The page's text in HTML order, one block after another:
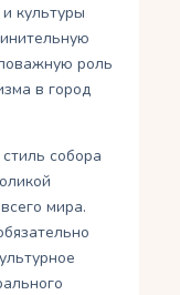
культуры
роль
в город
собора
мира.